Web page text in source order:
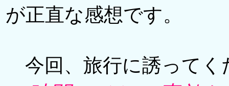
が正直な感想です。
今回、旅行に誘ってく